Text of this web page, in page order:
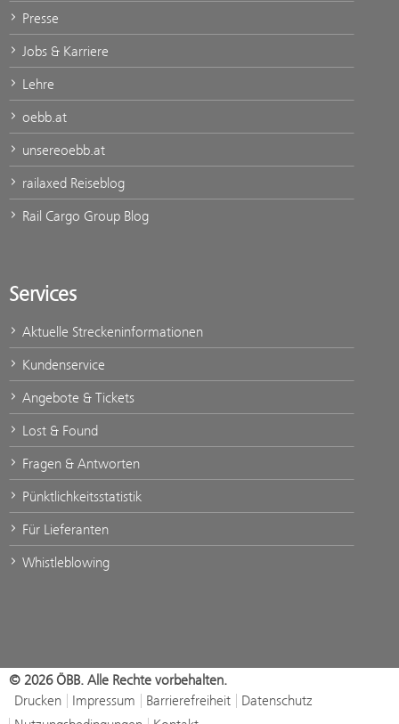
Presse
Jobs & Karriere
Lehre
oebb.at
unsereoebb.at
railaxed Reiseblog
Rail Cargo Group Blog
Services
Aktuelle Streckeninformationen
Kundenservice
Angebote & Tickets
Lost & Found
Fragen & Antworten
Pünktlichkeitsstatistik
Für Lieferanten
Whistleblowing
© 2026 ÖBB. Alle Rechte vorbehalten.
Drucken
Impressum Barrierefreiheit
Datenschutz